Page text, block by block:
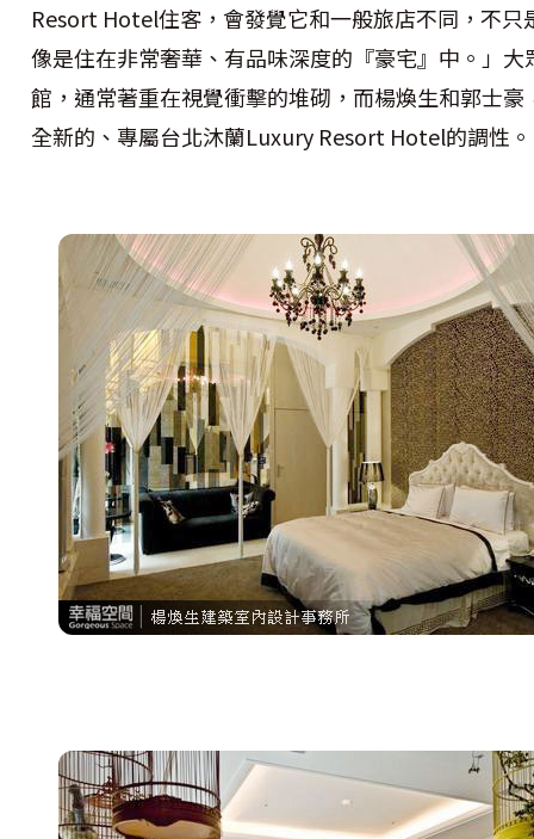
Resort Hotel住客，會發覺它和一般旅店不同，不只
像是住在非常奢華、有品味深度的『豪宅』中。」大
館，通常著重在視覺衝擊的堆砌，而楊煥生和郭士豪
全新的、專屬台北沐蘭Luxury Resort Hotel的調性。